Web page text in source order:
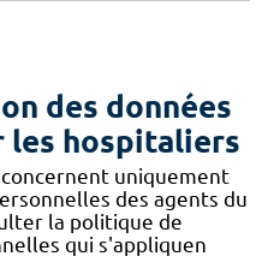
des données
les hospitaliers
uniquement
des agents du
la politique de
qui s'appliquen